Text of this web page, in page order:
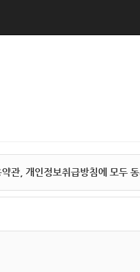
관, 개인정보취급방침에 모두 동